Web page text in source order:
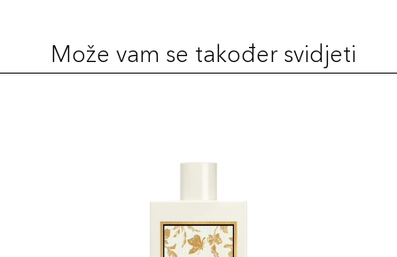
Može vam se također svidjeti